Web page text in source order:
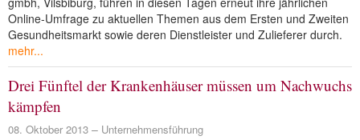
Online-Umfrage zu aktuellen Themen aus dem Ersten und Zweiten
Gesundheitsmarkt sowie deren Dienstleister und Zulieferer durch.
mehr...
Drei Fünftel der Krankenhäuser müssen um Nachwuchs
kämpfen
08. Oktober 2013 Unternehmensführung